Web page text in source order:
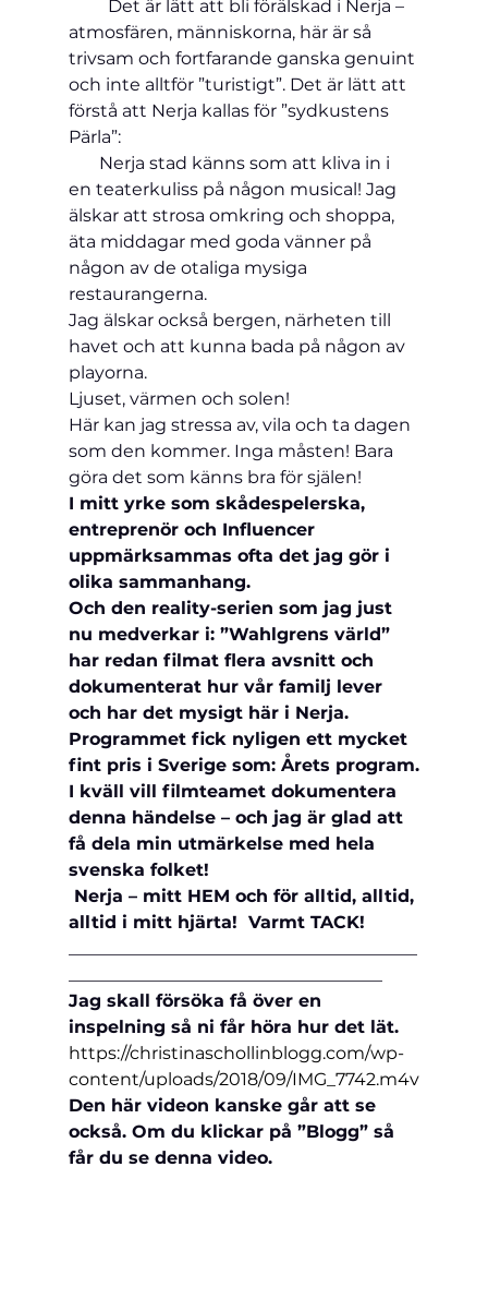
Det är lätt att bli förälskad i Nerja –
atmosfären, människorna, här är så
trivsam och fortfarande ganska genuint
och inte alltför ”turistigt”. Det är lätt att
förstå att Nerja kallas för ”sydkustens
Pärla”:
Nerja stad känns som att kliva in i
en teaterkuliss på någon musical! Jag
älskar att strosa omkring och shoppa,
äta middagar med goda vänner på
någon av de otaliga mysiga
restaurangerna.
Jag älskar också bergen, närheten till
havet och att kunna bada på någon av
playorna.
Ljuset, värmen och solen!
Här kan jag stressa av, vila och ta dagen
som den kommer. Inga måsten! Bara
göra det som känns bra för själen!
I mitt yrke som skådespelerska,
entreprenör och Influencer
uppmärksammas ofta det jag gör i
olika sammanhang.
Och den reality-serien som jag just
nu medverkar i: ”Wahlgrens värld”
har redan filmat flera avsnitt och
dokumenterat hur vår familj lever
och har det mysigt här i Nerja.
Programmet fick nyligen ett mycket
fint pris i Sverige som: Årets program.
I kväll vill filmteamet dokumentera
denna händelse – och jag är glad att
få dela min utmärkelse med hela
svenska folket!
Nerja – mitt HEM och för alltid, alltid,
alltid i mitt hjärta!  Varmt TACK!
Jag skall försöka få över en
inspelning så ni får höra hur det lät.
https://christinaschollinblogg.com/wp-
content/uploads/2018/09/IMG_7742.m4v
Den här videon kanske går att se
också. Om du klickar på ”Blogg” så
får du se denna video.